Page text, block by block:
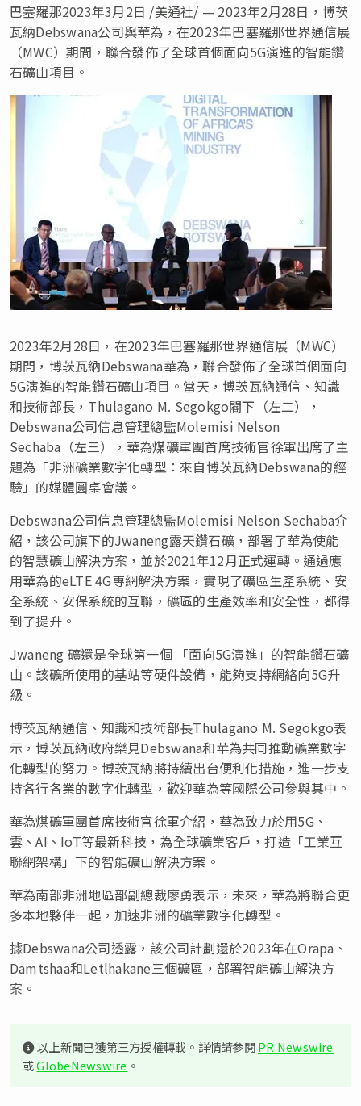
巴塞羅那2023年3月2日 /美通社/ — 2023年2月28日，博茨
瓦納Debswana公司與華為，在2023年巴塞羅那世界通信展
（MWC）期間，聯合發佈了全球首個面向5G演進的智能鑽
石礦山項目。
2023年2月28日，在2023年巴塞羅那世界通信展（MWC）
期間，博茨瓦納Debswana華為，聯合發佈了全球首個面向
5G演進的智能鑽石礦山項目。當天，博茨瓦納通信、知識
和技術部長，Thulagano M. Segokgo閣下（左二），
Debswana公司信息管理總監Molemisi Nelson
Sechaba（左三），華為煤礦軍團首席技術官徐軍出席了主
題為「非洲礦業數字化轉型：來自博茨瓦納Debswana的經
驗」的媒體圓桌會議。
Debswana公司信息管理總監Molemisi Nelson Sechaba介
紹，該公司旗下的Jwaneng露天鑽石礦，部署了華為使能
的智慧礦山解決方案，並於2021年12月正式運轉。通過應
用華為的eLTE 4G專網解決方案，實現了礦區生產系統、安
全系統、安保系統的互聯，礦區的生產效率和安全性，都得
到了提升。
Jwaneng 礦還是全球第一個 「面向5G演進」的智能鑽石礦
山。該礦所使用的基站等硬件設備，能夠支持網絡向5G升
級。
博茨瓦納通信、知識和技術部長Thulagano M. Segokgo表
示，博茨瓦納政府樂見Debswana和華為共同推動礦業數字
化轉型的努力。博茨瓦納將持續出台便利化措施，進一步支
持各行各業的數字化轉型，歡迎華為等國際公司參與其中。
華為煤礦軍團首席技術官徐軍介紹，華為致力於用5G、
雲、AI、IoT等最新科技，為全球礦業客戶，打造「工業互
聯網架構」下的智能礦山解決方案。
華為南部非洲地區部副總裁廖勇表示，未來，華為將聯合更
多本地夥伴一起，加速非洲的礦業數字化轉型。
據Debswana公司透露，該公司計劃還於2023年在Orapa、
Damtshaa和Letlhakane三個礦區，部署智能礦山解決方
案。
以上新聞已獲第三方授權轉載。詳情請參閱PR Newswire
或GlobeNewswire 。